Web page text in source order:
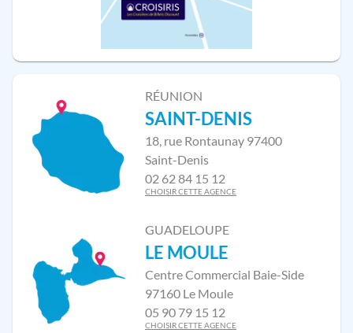
RÉUNION
SAINT-DENIS
18, rue Rontaunay 97400
Saint-Denis
02 62 84 15 12
CHOISIR CETTE AGENCE
GUADELOUPE
LE MOULE
Centre Commercial Baie-Side
97160 Le Moule
05 90 79 15 12
CHOISIR CETTE AGENCE